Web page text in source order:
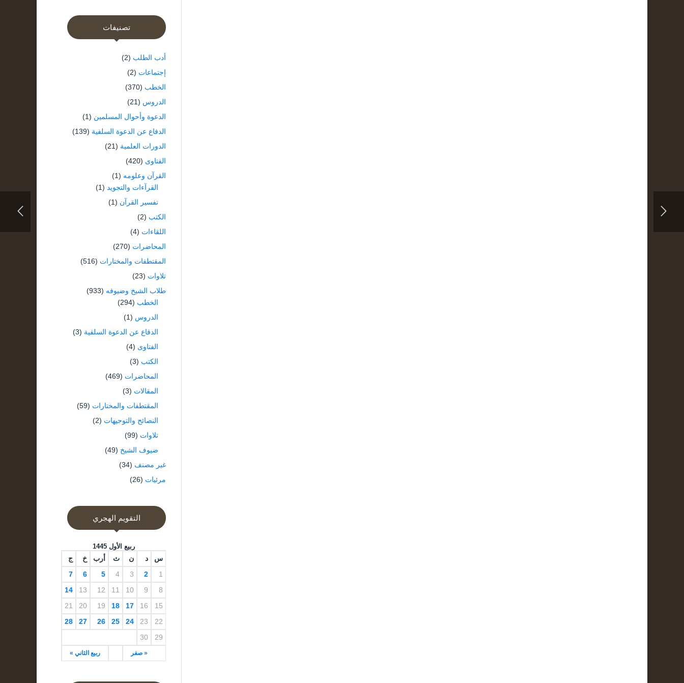
تصنيفات
أدب الطلب (2)
إجتماعات (2)
الخطب (370)
الدروس (21)
الدعوة وأحوال المسلمين (1)
الدفاع عن الدعوة السلفية (139)
الدورات العلمية (21)
الفتاوى (420)
القرآن وعلومه (1)
القرآءات والتجويد (1)
تفسير القرآن (1)
الكتب (2)
اللقاءات (4)
المحاضرات (270)
المقتطفات والمختارات (516)
تلاوات (23)
طلاب الشيخ وضيوفه (933)
الخطب (294)
الدروس (1)
الدفاع عن الدعوة السلفية (3)
الفتاوى (4)
الكتب (3)
المحاضرات (469)
المقالات (3)
المقتطفات والمختارات (59)
النصائح والتوجيهات (2)
تلاوات (99)
ضيوف الشيخ (49)
غير مصنف (34)
مرئيات (26)
التقويم الهجري
ربيع الأول 1445
س د ن ث أرب خ ج
« صفر ربيع الثاني »
1
2
3
4
5
6
7
8
9
10
11
12
13
14
15
16
17
18
19
20
21
22
23
24
25
26
27
28
29
30